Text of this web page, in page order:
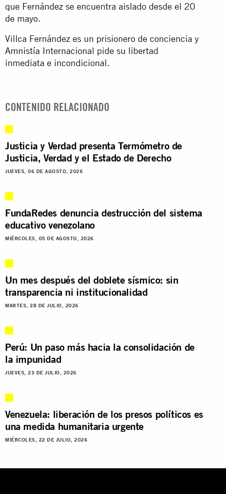
que Fernández se encuentra aislado desde el 20
de mayo.
Villca Fernández es un prisionero de conciencia y
Amnistía Internacional pide su libertad
inmediata e incondicional.
CONTENIDO RELACIONADO
Justicia y Verdad presenta Termómetro de
Justicia, Verdad y el Estado de Derecho
JUEVES, 06 DE AGOSTO, 2026
FundaRedes denuncia destrucción del sistema
educativo venezolano
MIÉRCOLES, 05 DE AGOSTO, 2026
Un mes después del doblete sísmico: sin
transparencia ni institucionalidad
MARTES, 28 DE JULIO, 2026
Perú: Un paso más hacia la consolidación de
la impunidad
JUEVES, 23 DE JULIO, 2026
Venezuela: liberación de los presos políticos es
una medida humanitaria urgente
MIÉRCOLES, 22 DE JULIO, 2026